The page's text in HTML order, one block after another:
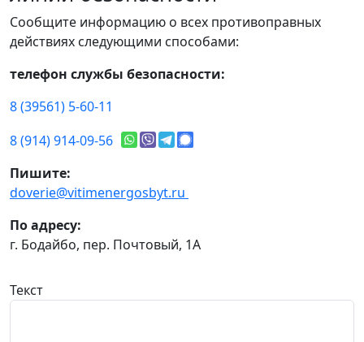
Сообщите информацию о всех противоправных
действиях следующими способами:
телефон службы безопасности:
8 (39561) 5-60-11
8 (914) 914-09-56
Пишите:
doverie@vitimenergosbyt.ru
По адресу:
г. Бодайбо, пер. Почтовый, 1А
Текст